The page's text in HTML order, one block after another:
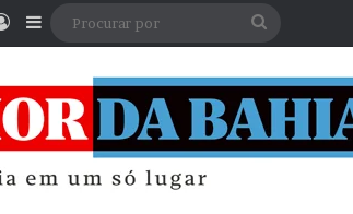
EntrarBarra Lateral